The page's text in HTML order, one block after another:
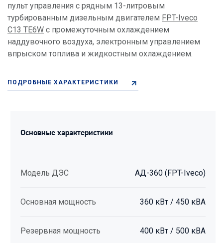
пульт управления c рядным 13-литровым
турбированным дизельным двигателем FPT-Iveco
C13 TE6W с промежуточным охлаждением
наддувочного воздуха, электронным управлением
впрыском топлива и жидкостным охлаждением.
ПОДРОБНЫЕ ХАРАКТЕРИСТИКИ
Основные характеристики
Модель ДЭС АД-360 (FPT-Iveco)
Основная мощность 360 кВт / 450 кВА
Резервная мощность 400 кВт / 500 кВА